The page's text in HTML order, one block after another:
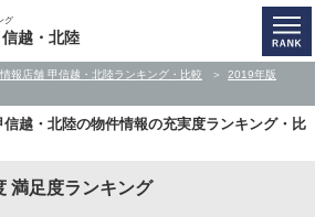
グ
越・北陸
報店舗 甲信越・北陸ランキング・比較
2019年版
信越・北陸の物件情報の充実度ランキング・比
満足度ランキング